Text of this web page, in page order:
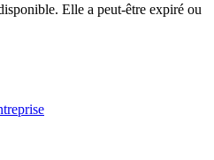
Elle a peut-être expiré ou